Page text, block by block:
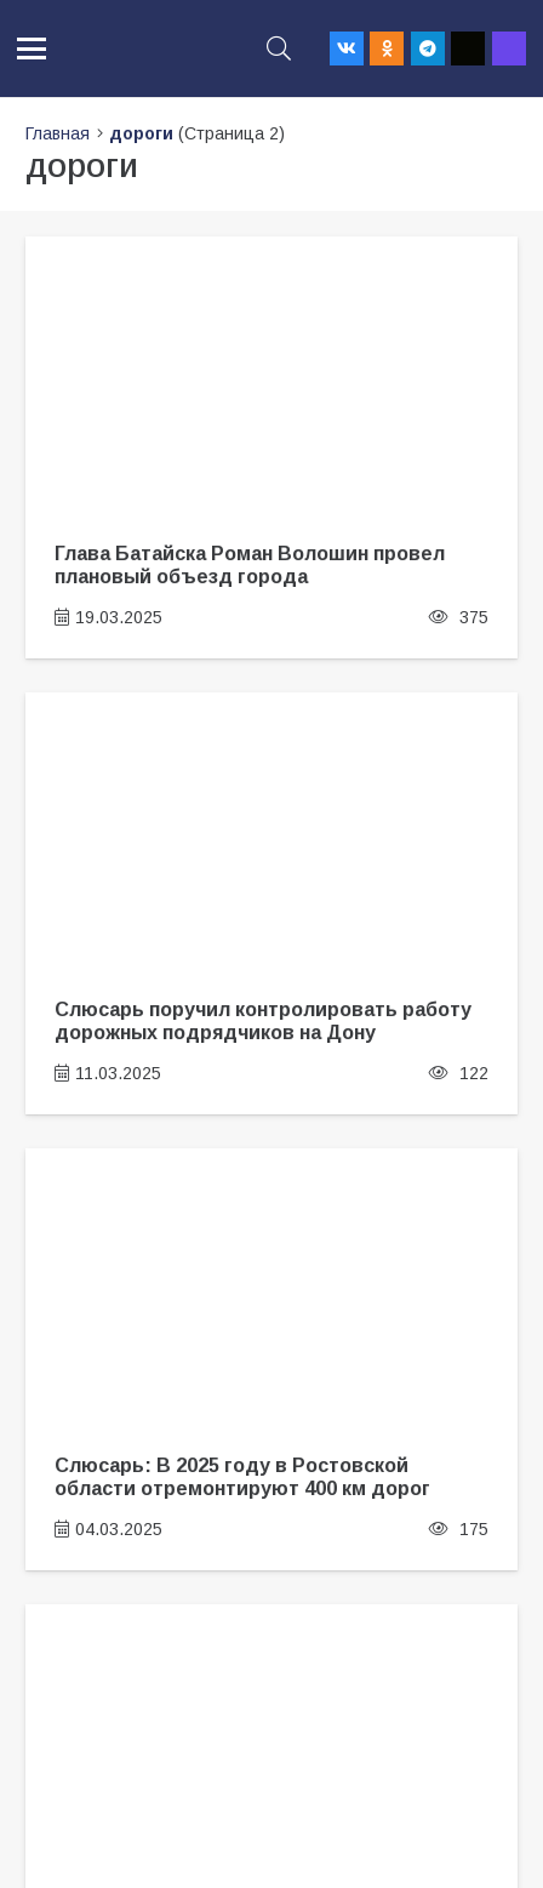
Главная дороги (Страница 2)
дороги
Глава Батайска Роман Волошин провел
плановый объезд города
19.03.2025 375
Слюсарь поручил контролировать работу
дорожных подрядчиков на Дону
11.03.2025 122
Слюсарь: В 2025 году в Ростовской
области отремонтируют 400 км дорог
04.03.2025 175